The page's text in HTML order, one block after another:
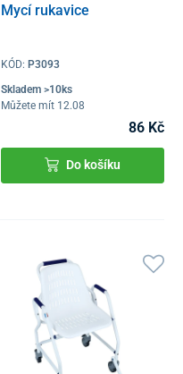
Mycí rukavice
KÓD:P3093
Skladem >10ks
Můžete mít 12.08
86 Kč
Do košíku